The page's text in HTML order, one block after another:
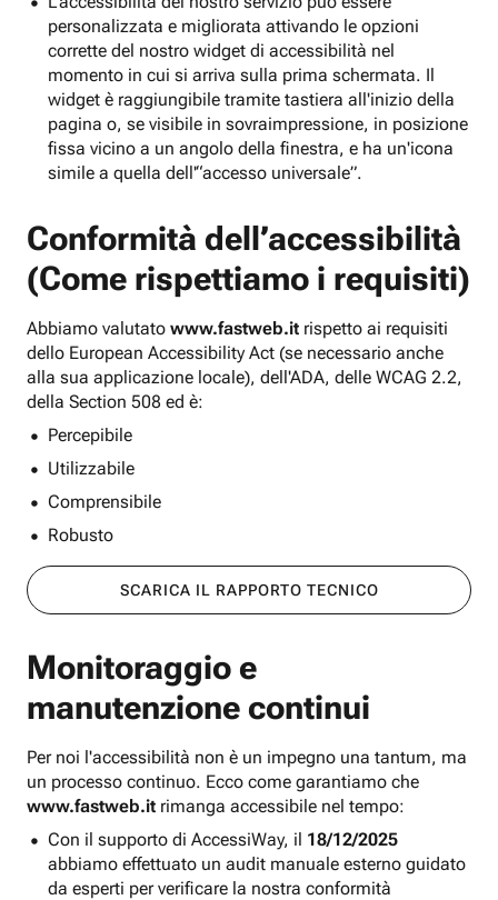
personalizzata e migliorata attivando le opzioni
corrette del nostro widget di accessibilità nel
momento in cui si arriva sulla prima schermata. Il
widget è raggiungibile tramite tastiera all'inizio della
pagina o, se visibile in sovraimpressione, in posizione
fissa vicino a un angolo della finestra, e ha un'icona
simile a quella dell'“accesso universale”.
Conformità dell’accessibilità
(Come rispettiamo i requisiti)
Abbiamo valutato www.fastweb.it rispetto ai requisiti
dello European Accessibility Act (se necessario anche
alla sua applicazione locale), dell'ADA, delle WCAG 2.2,
della Section 508 ed è:
Percepibile
Utilizzabile
Comprensibile
Robusto
SCARICA IL RAPPORTO TECNICO
Monitoraggio e
manutenzione continui
Per noi l'accessibilità non è un impegno una tantum, ma
un processo continuo. Ecco come garantiamo che
www.fastweb.it rimanga accessibile nel tempo:
Con il supporto di AccessiWay, il 18/12/2025
abbiamo effettuato un audit manuale esterno guidato
da esperti per verificare la nostra conformità